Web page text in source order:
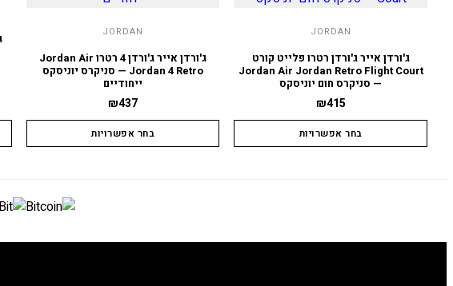
JORDAN
ג'ורדן אייר ג'ורדן רטרו פלייט קורט
Jordan Air Jordan Retro Flight Court
— סניקרס חום יוניסקס
₪415
בחר אפשרויות
JORDAN
ג'ורדן אייר ג'ורדן 4 רטרו Jordan Air
Jordan 4 Retro — סניקרס יוניסקס
ייחודיים
₪437
בחר אפשרויות